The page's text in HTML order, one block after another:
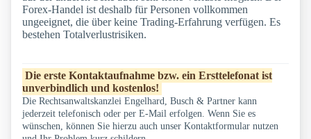
Forex-Handel ist deshalb für Personen vollkommen
ungeeignet, die über keine Trading-Erfahrung verfügen. Es
bestehen Totalverlustrisiken.
Die erste Kontaktaufnahme bzw. ein Ersttelefonat ist
unverbindlich und kostenlos!
Die Rechtsanwaltskanzlei Engelhard, Busch & Partner kann
jederzeit telefonisch oder per E-Mail erfolgen. Wenn Sie es
wünschen, können Sie hierzu auch unser Kontaktformular nutzen